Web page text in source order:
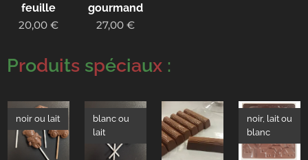
feuille
20,00 €
gourmand
27,00 €
Produits spéciaux :
noir ou lait
blanc ou
lait
noir, lait ou
blanc